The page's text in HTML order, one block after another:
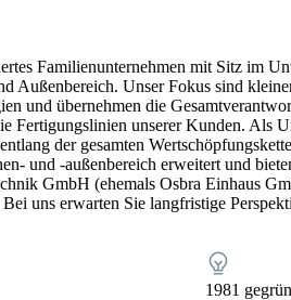
Familienunternehmen mit Sitz im
Außenbereich. Unser Fokus sind
und übernehmen die
Fertigungslinien unserer Kunden. Als
der gesamten
und -außenbereich erweitert und
GmbH (ehemals Osbra Einhaus
uns erwarten Sie langfristige
1981